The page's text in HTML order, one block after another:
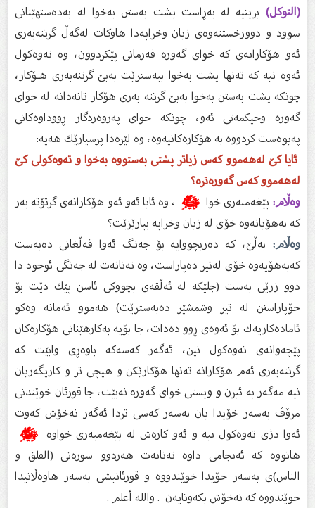
(التوكل)بریتیە لە بەڕاست پشت بەستن بەخوا لە بەدەستهێنانى
سوود و دوورخستنەوەى زیان وخراپەدا هاوكات لەگەڵ گرتنەبەرى
ئەو هۆكارانەى كە خواى گەورە فەرمانى پێكردوون، وە تەوەكول
ئەوە نیە كە تەنها پشت بەخوا ببەسترێت بەبێ گرتنەبەرى هـۆكار،
چونكە پشت بەستن بەخوا بەبێ گرتنە بەرى هۆكار تانەدانە لە خواى
گەورە وحیكمەتى ئەو، چونكە خواى پەروەردگار ڕووداوەكانى
پەیوەست كردووە بە هۆكارەكانیەوە، وە لێرەدا پرسیارێك هەیە:
ئایا كێ لەهەموو كەس زیاتر پشتى بەستووە بەخوا و تەوەكولى كێ
لەهەموو كەس گەورەترە؟
وەڵام:پێغەمبەرى خواﷺ، وە ئایا ئەو ئەو هۆكارانەى گرتۆتە بەر
كە بەهۆیانەوە خۆى لە زیان وخراپە بپارێزێت؟
وەڵام:بەڵێ، كە دەربچووایە بۆ جەنگ ئەوا قەڵغانى دەبەست
كەبەهۆیەوە خۆى لەتیر دەپاراست، وە تەنانەت لە جەنگى ئوحود دا
دوو زرێى بەست (جلێكە لە ئەڵقەى بچووكى ئاسن پێك دێت بۆ
خۆپاراستن لە تیر وشمشێر دەبەسترێت) هەموو ئەمانە وەكو
ئامادەكاریەك بۆ ئەوەى ڕوو دەدات، جا بۆیە بەكارهێنانى هۆكارەكان
پێچەوانەى تەوەكول نین، ئەگەر كەسەكە باوەڕى وابێت كە
گرتنەبەرى ئەم هۆكارانە تەنها هۆكارێكن و هیچی تر و كاریگەریان
نیە مەگەر بە ئیزن و ویستى خواى گەورە نەبێت، جا قورئان خوێندنى
مرۆڤ بەسەر خۆیدا یان بەسەر كەسى تردا ئەگەر نەخۆش كەوت
ئەوا دژى تەوەكول نیە و ئەو كارەش لە پێغەمبەرى خواوەﷺ
هاتووە كە ئەنجامى داوە تەنانەت هەردوو سورەتى (الفلق و
الناس)ى بەسەر خۆیدا خوێندووە و قورئانیشی بەسەر هاوەڵانیدا
خوێندووە كە نەخۆش بكەوتایەن . والله أعلم .